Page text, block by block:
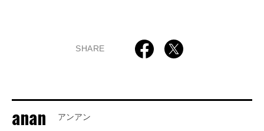
SHARE
anan アンアン